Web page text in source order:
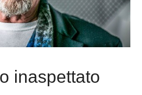
inaspettato